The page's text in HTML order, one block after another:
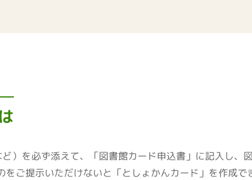
）を必ず添えて、「図書館カード申込書」に記入し、
ご提示いただけないと「としょかんカード」を作成で